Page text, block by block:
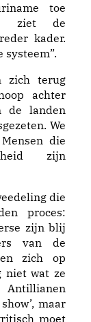
toe
ziet de
kader.
systeem”.
zich terug
achter
de landen
We
die
zijn
die
proces:
zijn blij
van de
zich op
niet wat ze
maar
moet